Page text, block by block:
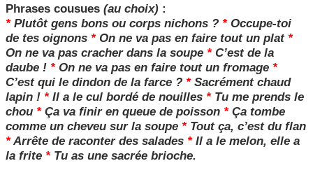
Phrases cousues (au choix) :
* Plutôt gens bons ou corps nichons ? * Occupe-toi
de tes oignons * On ne va pas en faire tout un plat *
On ne va pas cracher dans la soupe * C’est de la
daube ! * On ne va pas en faire tout un fromage *
C’est qui le dindon de la farce ? * Sacrément chaud
lapin ! * Il a le cul bordé de nouilles * Tu me prends le
chou * Ça va finir en queue de poisson * Ça tombe
comme un cheveu sur la soupe * Tout ça, c’est du flan
*Arrête de raconter des salades * Il a le melon, elle a
la frite * Tu as une sacrée brioche.